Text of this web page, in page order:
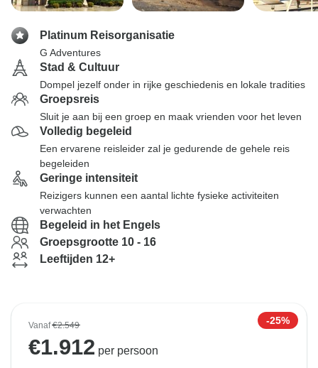
Platinum Reisorganisatie
G Adventures
Stad & Cultuur
Dompel jezelf onder in rijke geschiedenis en lokale tradities
Groepsreis
Sluit je aan bij een groep en maak vrienden voor het leven
Volledig begeleid
Een ervarene reisleider zal je gedurende de gehele reis
begeleiden
Geringe intensiteit
Reizigers kunnen een aantal lichte fysieke activiteiten
verwachten
Begeleid in het Engels
Groepsgrootte 10 - 16
Leeftijden 12+
Vanaf€2.549 -25%
€1.912 per persoon